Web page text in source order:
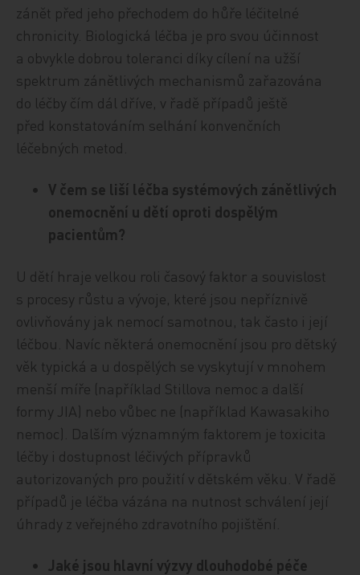
zánět před jeho přechodem do hůře léčitelné
chronicity. Biologická léčba je pro svou účinnost
a obvykle dobrou toleranci díky cílení na užší
spektrum zánětlivých mechanismů zařazována
do léčby čím dál dříve, v řadě případů ještě
před konstatováním selhání konvenčních
léčebných metod.
V čem se liší léčba systémových zánětlivých
onemocnění u dětí oproti dospělým
pacientům?
U dětí hraje velkou roli časový faktor a souvislost
s procesy růstu a vývoje, které jsou nepříznivě
ovlivňovány jak nemocí samotnou, tak často i její
léčbou. Navíc některá onemocnění jsou pro dětský
věk typická a u dospělých se vyskytují v mnohem
menší míře (například Stillova nemoc a další
formy JIA) nebo vůbec ne (například Kawasakiho
nemoc). Dalším významným faktorem je toxicita
léčby i dostupnost léčivých přípravků
autorizovaných pro použití v dětském věku. V řadě
případů je léčba vázána na nutnost schválení její
úhrady z veřejného zdravotního pojištění.
Jaké jsou hlavní výzvy dlouhodobé péče